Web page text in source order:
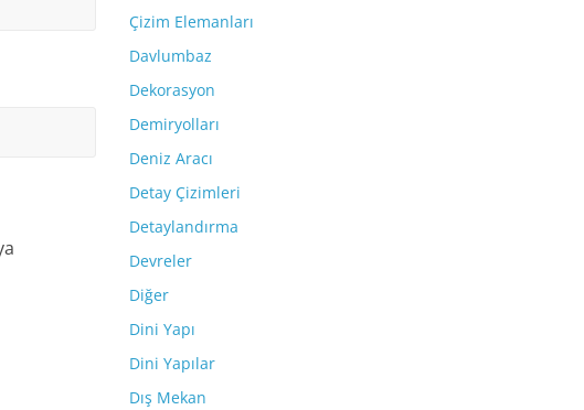
Çizim Elemanları
Davlumbaz
Dekorasyon
Demiryolları
Deniz Aracı
Detay Çizimleri
Detaylandırma
Devreler
Diğer
Dini Yapı
Dini Yapılar
Dış Mekan